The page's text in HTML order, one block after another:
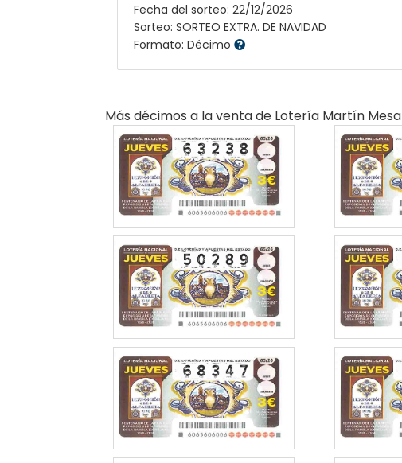
Fecha del sorteo: 22/12/2026
Sorteo: SORTEO EXTRA. DE NAVIDAD
Formato: Décimo
Más décimos a la venta de Lotería Martín Mesa